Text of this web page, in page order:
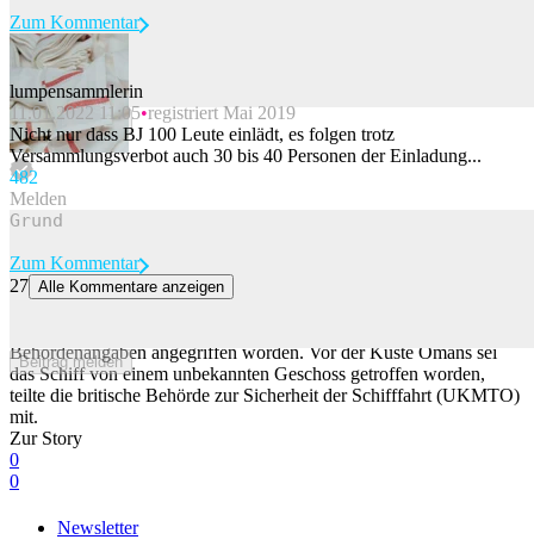
Beitrag melden
Zum Kommentar
lumpensammlerin
11.01.2022 11:05 registriert Mai 2019
Nicht nur dass BJ 100 Leute einlädt, es folgen trotz
Versammlungsverbot auch 30 bis 40 Personen der Einladung...
482
Melden
Beitrag melden
Zum Kommentar
27 Alle Kommentare anzeigen
Behördenangaben angegriffen worden. Vor der Küste Omans sei
das Schiff von einem unbekannten Geschoss getroffen worden,
teilte die britische Behörde zur Sicherheit der Schifffahrt (UKMTO)
mit.
Zur Story
0
0
Newsletter